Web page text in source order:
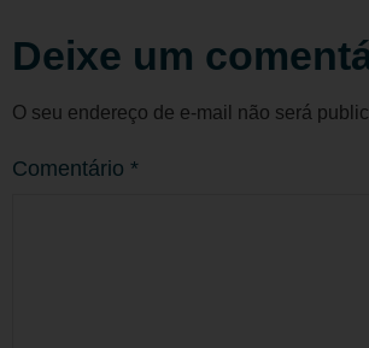
Deixe um
O seu endereço de e-mail não será
Comentário *